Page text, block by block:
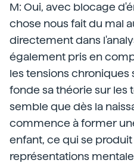
M: Oui, avec blocage
chose nous fait du mal
directement dans
également pris en
les tensions chroniques
fonde sa théorie sur les
semble que dès la
commence à former
enfant, ce qui se produit
représentations